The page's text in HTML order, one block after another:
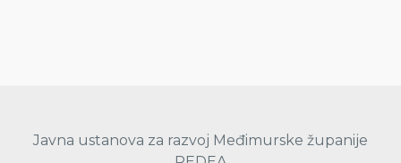
Javna ustanova za razvoj Međimurske županije